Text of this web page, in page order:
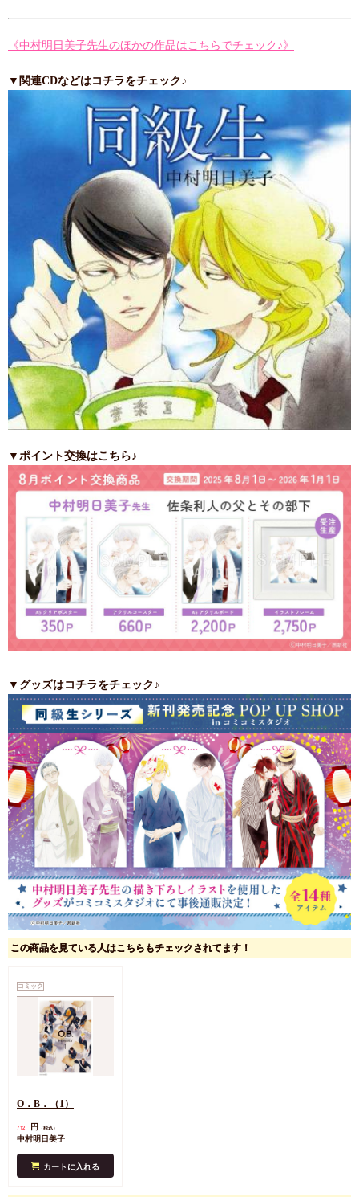
《中村明日美子先生のほかの作品はこちらでチェック♪》
▼関連CDなどはコチラをチェック♪
▼ポイント交換はこちら♪
▼グッズはコチラをチェック♪
この商品を見ている人はこちらもチェックされてます！
コミック
O．B．（1）
712 円 （税込）
中村明日美子
カートに入れる